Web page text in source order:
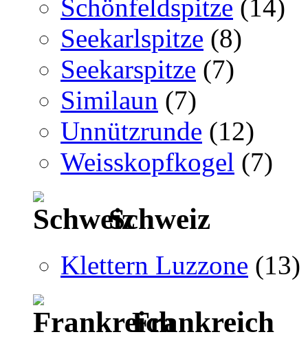
Schönfeldspitze (14)
Seekarlspitze (8)
Seekarspitze (7)
Similaun (7)
Unnützrunde (12)
Weisskopfkogel (7)
Schweiz
Klettern Luzzone (13)
Frankreich